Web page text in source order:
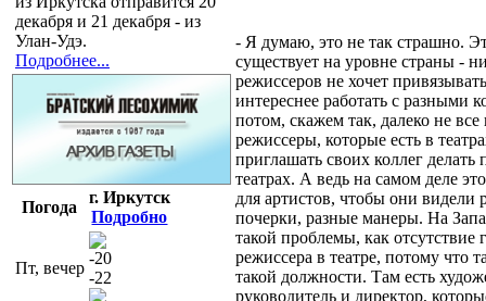
декабря и 21 декабря - из
Улан-Удэ.
Подробнее...
Погода
г. Иркутск
Подробно
Пт, вечер
-20
-22
- Я думаю, это не так страшно.
существует на уровне страны -
режиссеров не хочет
интереснее работать с разными
потом, скажем так, далеко не все
режиссеры, которые есть в
приглашать своих коллег делать
театрах. А ведь на самом деле
для артистов, чтобы они видели
почерки, разные манеры. На
такой проблемы, как отсутствие
режиссера в театре, потому что
такой должности. Там есть
руководитель и директор,